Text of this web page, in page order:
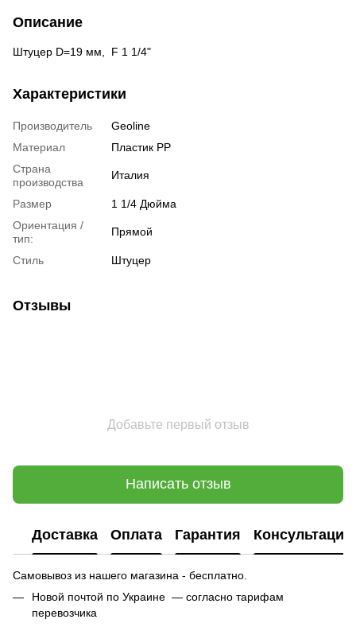
Описание
Штуцер D=19 мм, F 1 1/4"
Характеристики
Производитель
Geoline
Материал
Пластик РР
Страна
производства
Италия
Размер
1 1/4 Дюйма
Ориентация /
тип:
Прямой
Стиль Штуцер
Отзывы
Добавьте первый отзыв
Написать отзыв
Доставка Оплата Гарантия Консультация
Самовывоз из нашего магазина - бесплатно.
Новой почтой по Украине — согласно тарифам
перевозчика